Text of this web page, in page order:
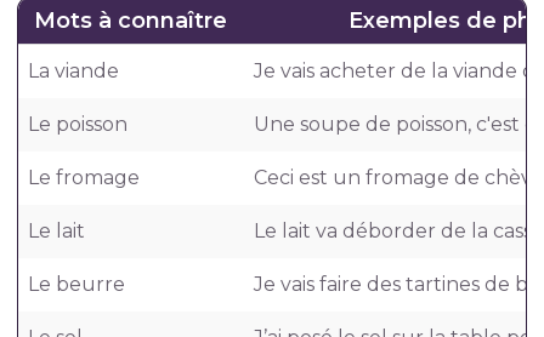
Mots à connaître Exemples de
La viande Je vais acheter de la viande
Le poisson Une soupe de poisson, c'est
Le fromage Ceci est un fromage de
Le lait Le lait va déborder de la
Le beurre Je vais faire des tartines de